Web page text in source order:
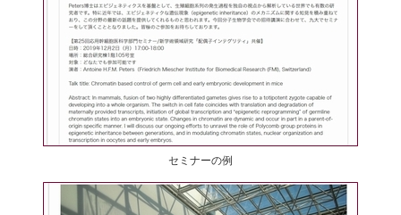
セミナーの例